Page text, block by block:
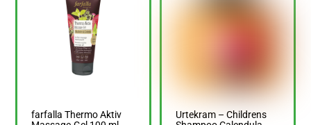
farfalla Thermo Aktiv
Urtekram – Childrens